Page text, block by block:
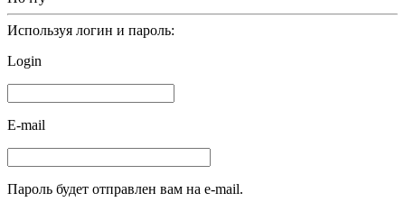
Используя логин и пароль:
Login
E-mail
Пароль будет отправлен вам на e-mail.